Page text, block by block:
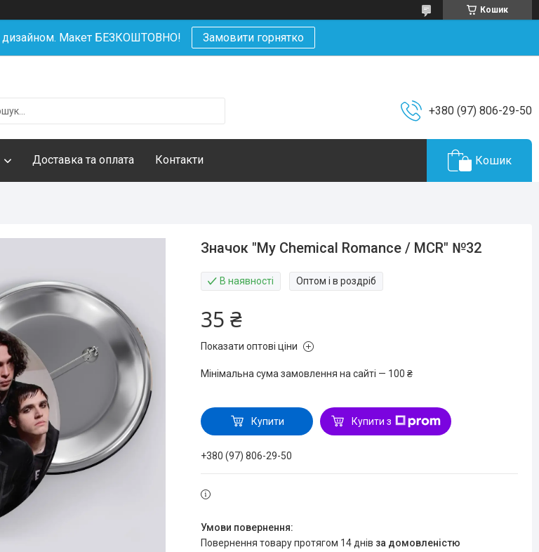
Кошик
дизайном. Макет БЕЗКОШТОВНО! Замовити горнятко
+380 (97) 806-29-50
Доставка та оплата Контакти Кошик
Значок "My Chemical Romance / MCR" №32
В наявності Оптом і в роздріб
35 ₴
Показати оптові ціни
Мінімальна сума замовлення на сайті — 100 ₴
Купити Купити з
+380 (97) 806-29-50
повернення товару протягом 14 днів за домовленістю